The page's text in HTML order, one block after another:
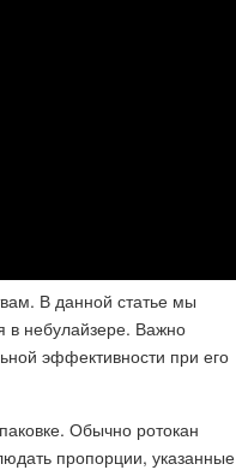
В данной статье мы
в небулайзере. Важно
эффективности при его
Обычно ротокан
пропорции, указанные